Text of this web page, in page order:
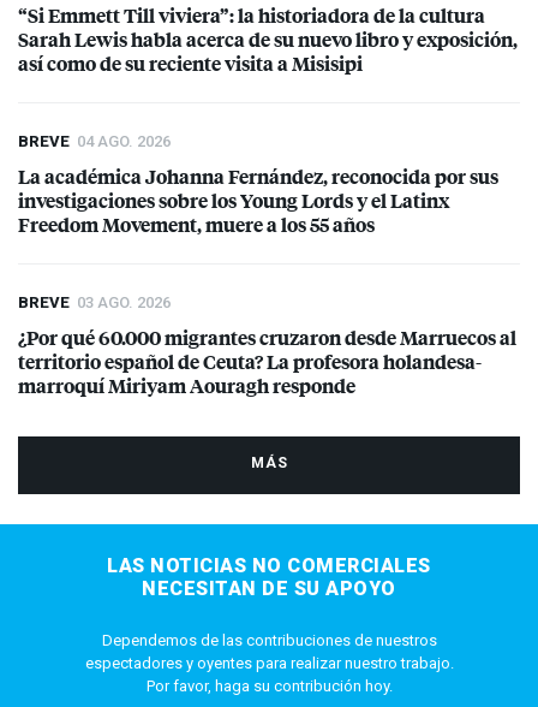
“Si Emmett Till viviera”: la historiadora de la cultura
Sarah Lewis habla acerca de su nuevo libro y exposición,
así como de su reciente visita a Misisipi
BREVE 04 AGO. 2026
La académica Johanna Fernández, reconocida por sus
investigaciones sobre los Young Lords y el Latinx
Freedom Movement, muere a los 55 años
BREVE 03 AGO. 2026
¿Por qué 60.000 migrantes cruzaron desde Marruecos al
territorio español de Ceuta? La profesora holandesa-
marroquí Miriyam Aouragh responde
MÁS
LAS NOTICIAS NO COMERCIALES
NECESITAN DE SU APOYO
Dependemos de las contribuciones de nuestros
espectadores y oyentes para realizar nuestro trabajo.
Por favor, haga su contribución hoy.